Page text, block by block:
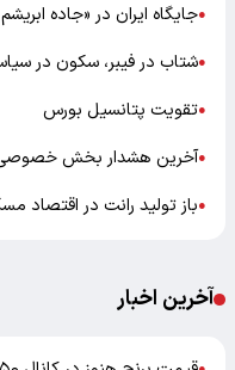
●جایگاه ایران در «جاده
●شتاب در فیبر، سکون در
●تقویت پتانسیل بورس
●آخرین هشدار بخش خصوصی
●باز تولید رانت در اقتصاد
آخرین اخبار